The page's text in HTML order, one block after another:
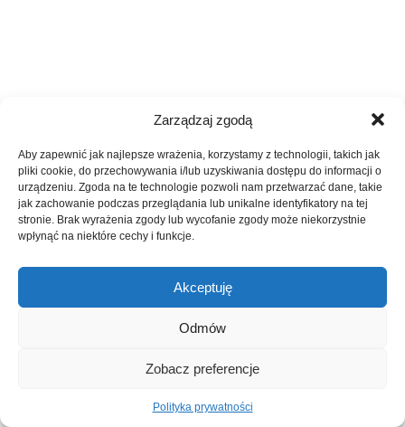
Zarządzaj zgodą
Aby zapewnić jak najlepsze wrażenia, korzystamy z technologii, takich jak
pliki cookie, do przechowywania i/lub uzyskiwania dostępu do informacji o
urządzeniu. Zgoda na te technologie pozwoli nam przetwarzać dane, takie
jak zachowanie podczas przeglądania lub unikalne identyfikatory na tej
stronie. Brak wyrażenia zgody lub wycofanie zgody może niekorzystnie
wpłynąć na niektóre cechy i funkcje.
Akceptuję
Odmów
Zobacz preferencje
Polityka prywatności